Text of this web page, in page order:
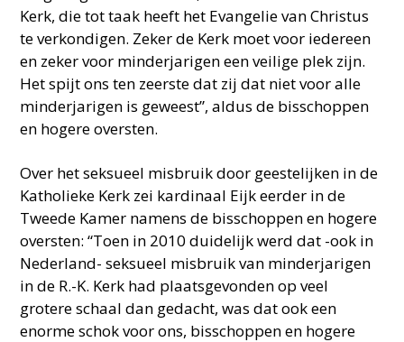
Kerk, die tot taak heeft het Evangelie van Christus
te verkondigen. Zeker de Kerk moet voor iedereen
en zeker voor minderjarigen een veilige plek zijn.
Het spijt ons ten zeerste dat zij dat niet voor alle
minderjarigen is geweest”, aldus de bisschoppen
en hogere oversten.
Over het seksueel misbruik door geestelijken in de
Katholieke Kerk zei kardinaal Eijk eerder in de
Tweede Kamer namens de bisschoppen en hogere
oversten: “Toen in 2010 duidelijk werd dat -ook in
Nederland- seksueel misbruik van minderjarigen
in de R.-K. Kerk had plaatsgevonden op veel
grotere schaal dan gedacht, was dat ook een
enorme schok voor ons, bisschoppen en hogere